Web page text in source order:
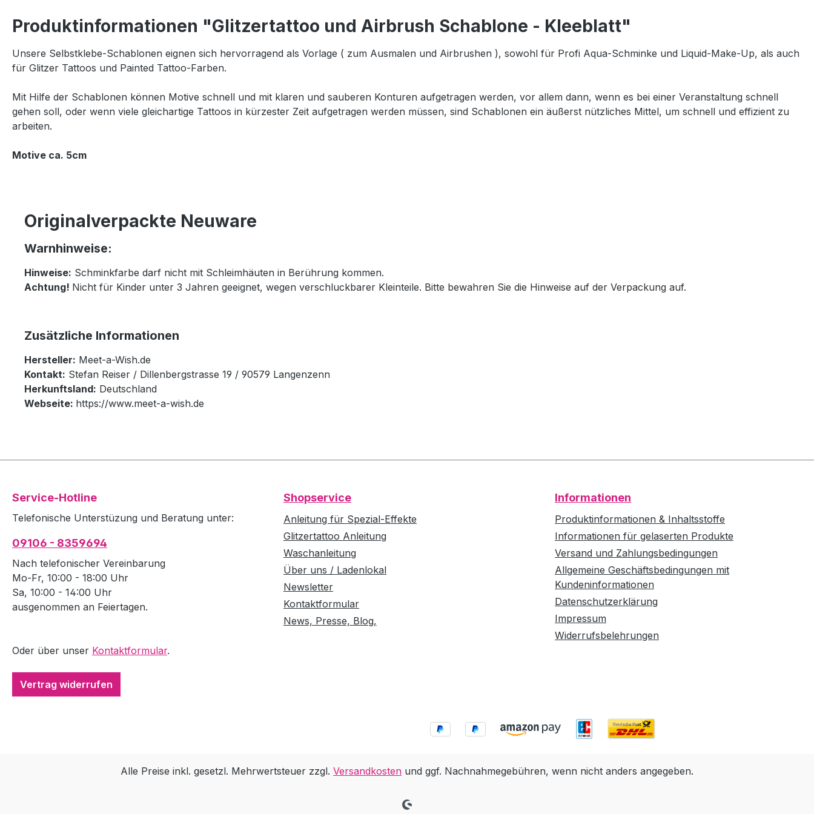
Produktinformationen "Glitzertattoo und Airbrush Schablone - Kleeblatt"
Unsere Selbstklebe-Schablonen eignen sich hervorragend als Vorlage ( zum Ausmalen und Airbrushen ), sowohl für Profi Aqua-Schminke und Liquid-Make-Up, als auch
für Glitzer Tattoos und Painted Tattoo-Farben.
Mit Hilfe der Schablonen können Motive schnell und mit klaren und sauberen Konturen aufgetragen werden, vor allem dann, wenn es bei einer Veranstaltung schnell
gehen soll, oder wenn viele gleichartige Tattoos in kürzester Zeit aufgetragen werden müssen, sind Schablonen ein äußerst nützliches Mittel, um schnell und effizient zu
arbeiten.
Motive ca. 5cm
Originalverpackte Neuware
Warnhinweise:
Hinweise: Schminkfarbe darf nicht mit Schleimhäuten in Berührung kommen.
Achtung! Nicht für Kinder unter 3 Jahren geeignet, wegen verschluckbarer Kleinteile. Bitte bewahren Sie die Hinweise auf der Verpackung auf.
Zusätzliche Informationen
Hersteller: Meet-a-Wish.de
Kontakt: Stefan Reiser / Dillenbergstrasse 19 / 90579 Langenzenn
Herkunftsland: Deutschland
Webseite: https://www.meet-a-wish.de
Service-Hotline
Telefonische Unterstüzung und Beratung unter:
09106 - 8359694
Nach telefonischer Vereinbarung
Mo-Fr, 10:00 - 18:00 Uhr
Sa, 10:00 - 14:00 Uhr
ausgenommen an Feiertagen.
Oder über unser Kontaktformular.
Vertrag widerrufen
Shopservice
Anleitung für Spezial-Effekte
Glitzertattoo Anleitung
Waschanleitung
Über uns / Ladenlokal
Newsletter
Kontaktformular
News, Presse, Blog,
Informationen
Produktinformationen & Inhaltsstoffe
Informationen für gelaserten Produkte
Versand und Zahlungsbedingungen
Allgemeine Geschäftsbedingungen mit
Kundeninformationen
Datenschutzerklärung
Impressum
Widerrufsbelehrungen
Alle Preise inkl. gesetzl. Mehrwertsteuer zzgl. Versandkosten und ggf. Nachnahmegebühren, wenn nicht anders angegeben.